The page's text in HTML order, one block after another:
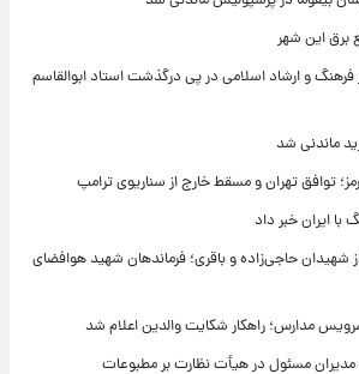
برق این شهر
و ارشاد اسلامی در پی درگذشت استاد ابوالقاسم
ماندنی شد
توافق تهران و مسقط خارج از سناریوی ترامپ
با ایران خبر داد
شهیدان حاجی‌زاده و باقری؛ فرماندهان شهید هوافضای
مدارس؛ راهکار شکایت والدین اعلام شد
مدیران مسئول در هیأت نظارت بر مطبوعات